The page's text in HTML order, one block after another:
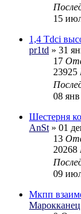
15
1,4 Tdci
pr1td » 31
17
23925
08
Шестерня
AnSt » 01
13
20268
09
Мкпп
Марокканец